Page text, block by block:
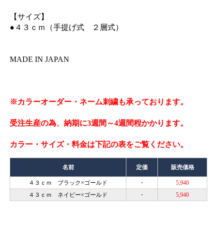
【サイズ】
●４３ｃｍ（手提げ式 ２層式）
MADE IN JAPAN
※カラーオーダー・ネーム刺繍も承っております。
受注生産の為、納期に3週間～4週間程かかります。
カラー・サイズ・料金は下記の表をご覧ください。
名前 定価 販売価格
４３ｃｍ ブラック×ゴールド ・
5,940
４３ｃｍ ネイビー×ゴールド
・ 5,940